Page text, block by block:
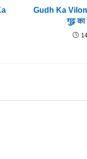
Gudh Ka
गुढ़ का